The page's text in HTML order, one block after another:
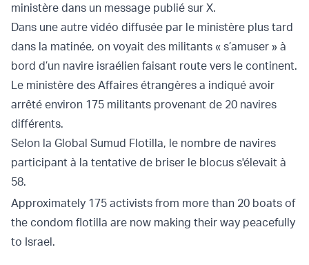
ministère dans un message publié sur X.
Dans une autre vidéo diffusée par le ministère plus tard
dans la matinée, on voyait des militants « s’amuser » à
bord d’un navire israélien faisant route vers le continent.
Le ministère des Affaires étrangères a indiqué avoir
arrêté environ 175 militants provenant de 20 navires
différents.
Selon la Global Sumud Flotilla, le nombre de navires
participant à la tentative de briser le blocus s'élevait à
58.
Approximately 175 activists from more than 20 boats of
the condom flotilla are now making their way peacefully
to Israel.